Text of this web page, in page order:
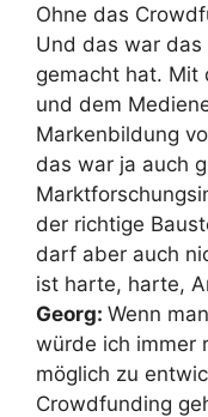
Ohne das
Und das war
gemacht hat. Mit
und dem
Markenbildung
das war ja auch
der richtige
darf aber auch
ist harte, harte,
Georg: Wenn
würde ich immer
möglich zu
Crowdfunding